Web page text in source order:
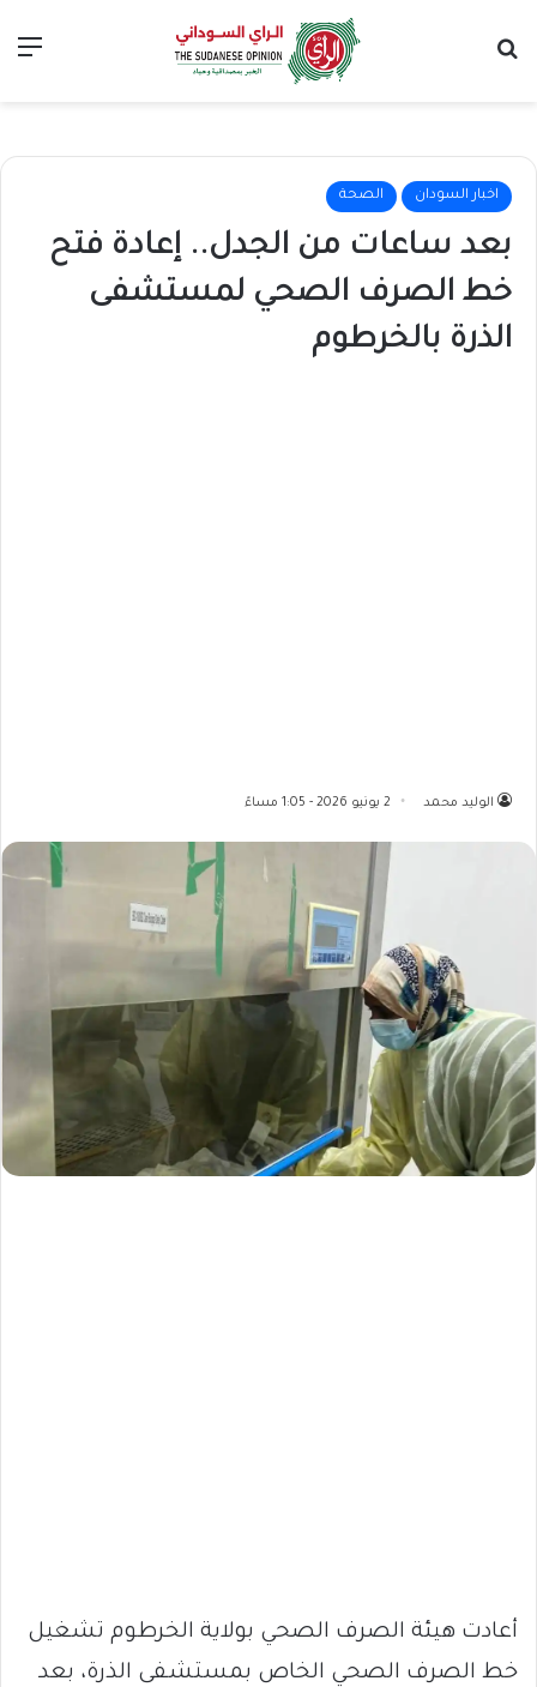
اخبار السودان الصحة
بعد ساعات من الجدل.. إعادة فتح
خط الصرف الصحي لمستشفى
الذرة بالخرطوم
الوليد محمد 2 يونيو 2026 - 1:05 مساءً
أعادت هيئة الصرف الصحي بولاية الخرطوم تشغيل
خط الصرف الصحي الخاص بمستشفى الذرة، بعد